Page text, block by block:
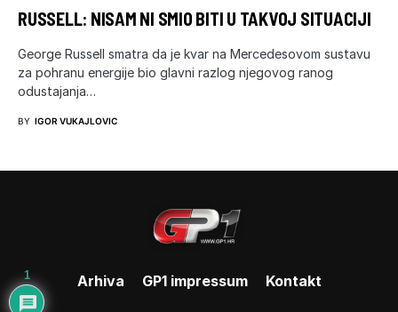
RUSSELL: NISAM NI SMIO BITI U TAKVOJ SITUACIJI
George Russell smatra da je kvar na Mercedesovom sustavu
za pohranu energije bio glavni razlog njegovog ranog
odustajanja…
BY IGOR VUKAJLOVIC
Arhiva GP1 impressum Kontakt
1